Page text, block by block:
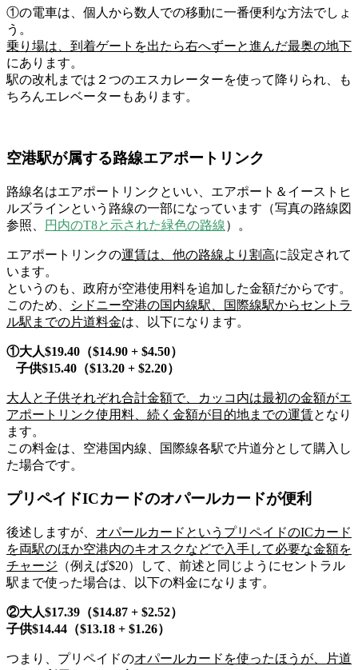
①の電車は、個人から数人での移動に一番便利な方法でしょ
う。
乗り場は、 到着ゲートを出たら右へずーと進んだ最奥の地下
にあります。
駅の改札までは２つのエスカレーターを使って降りられ、も
ちろんエレベーターもあります。
空港駅が属する路線エアポートリンク
路線名はエアポートリンク といい、 エアポート＆イーストヒ
ルズラインという路線の一部になっています（写真の路線図
参照、
円内のT8と示された緑色の路線）。
エアポートリンクの運賃は、 他の路線より割高に設定されて
います。
というのも、 政府が空港使用料を追加 した金額だからです。
このため、
シドニー空港の国内線駅、国際線駅からセントラ
ル駅までの片道料金は、以下になります。
①大人$19.40（$14.90 + $4.50）
子供$15.40（$13.20 + $2.20）
大人と子供それぞれ合計金額で、
カッコ内は最初の金額がエ
アポートリンク使用料、続く金額が目的地までの運賃となり
ます。
この料金は、空港国内線、国際線各駅で片道分として購入し
た場合です。
プリペイドICカードのオパールカードが便利
後述しますが、 オパールカード というプリペイドのICカード
を両駅のほか空港内のキオスクなどで入手して必要な金額を
チャージ （例えば$20）して、前述と同じようにセントラル
駅まで使った場合は、以下の料金になります。
②大人$17.39（$14.87 + $2.52）
子供$14.44（$13.18 + $1.26）
つまり、プリペイドのオパールカードを使ったほうが、片道